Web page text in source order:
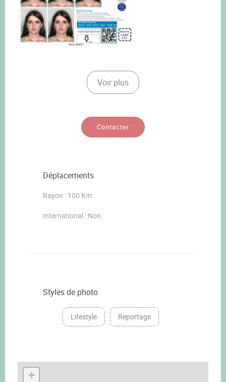
Voir plus
Contacter
Déplacements
Rayon : 100 Km
International : Non
Styles de photo
Lifestyle Reportage
+